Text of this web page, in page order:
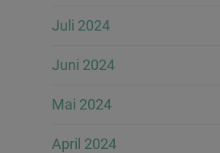
Juli 2024
Juni 2024
Mai 2024
April 2024